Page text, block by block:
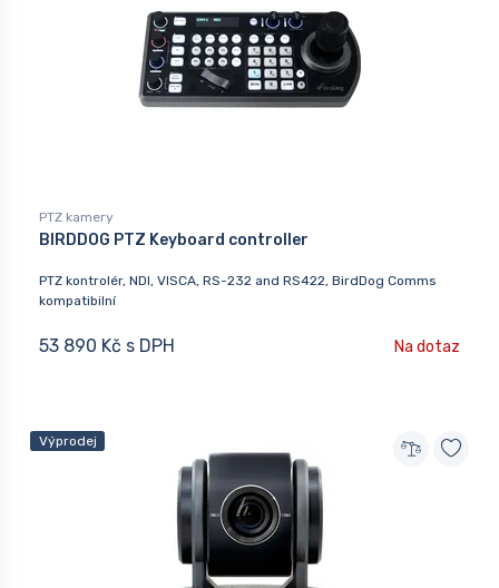
PTZ kamery
BIRDDOG PTZ Keyboard controller
PTZ kontrolér, NDI, VISCA, RS-232 and RS422, BirdDog Comms
kompatibilní
53 890 Kč s DPH Na dotaz
Výprodej